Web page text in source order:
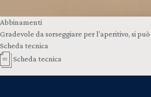
Abbinamenti
Gradevole da sorseggiare per l’aperitivo, si
Scheda tecnica
Scheda tecnica